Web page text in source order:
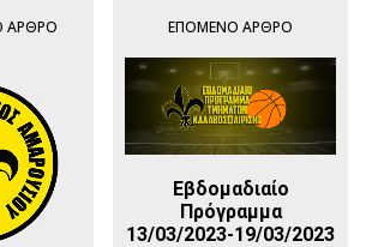
ΆΡΘΡΟ ΕΠΌΜΕΝΟ ΆΡΘΡΟ
Εβδομαδιαίο
Πρόγραμμα
13/03/2023-19/03/2023